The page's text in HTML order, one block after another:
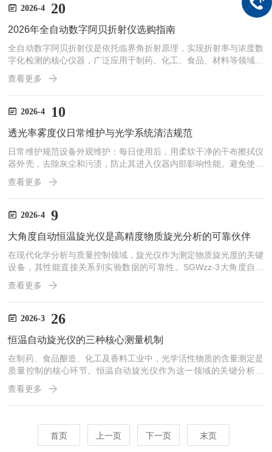
心难点在于精确捕捉晶体物相变化的瞬间。该过程往往快速且微妙，
尤其是对熔程极窄或高纯度样品，起始与终点的判断极易受主观因素
和环境干扰。传统仪器依赖操作者通过目镜观察样品形态变化，...
2026-4 20
2026年全自动数字阿贝折射仪选购指南
全自动数字阿贝折射仪是依托临界角折射原理，实现折射率与浓度数
字化检测的核心仪器，广泛应用于制药、化工、食品、材料等领域的
质量控制与研发分析。2026年市场型号丰富，选购需围绕核心需
求、场景适配、功能配置、合规与售后四大维度系统规划，确保仪器
满足长期使用需求。一、明确核心需求与应用场景1.确定测量核心指
标1.明确需检测的核心参数：以折射率为主，还是同步需糖度、锤
优精度，生产线快速质检可根据行业标准选择适配精度，避免过...
查看更多
2026-4 10
透光率雾度仪日常维护与光学系统清洁规范
日常维护规范设备外观维护：每日使用后，用柔软干净的干布擦拭仪
器外壳，去除灰尘和污渍，防止其进入仪器内部影响性能。避免使用
粗糙布料或含有化学腐蚀成分的清洁剂，以免刮伤外壳或损坏表面涂
层。操作环境管理：将仪器放置在干燥、通风、无强光直射的环境
中，温度保持在10-35℃，相对湿度不超过80%。远离强磁场、振动
源和腐蚀性气体，确保仪器处于稳定的工作状态。定期检查与记录：
按钮等。记录仪器的使用情况和测量数据，若发现异常及时排查...
查看更多
2026-4 9
大角度自动恒温旋光仪是高精度物质旋光分析的可靠伙伴
在现代化学分析与质量控制领域，旋光仪作为测定物质旋光度的关键
设备，其性能直接关系到实验数据的可靠性。SGWzz-3大角度自动
恒温旋光仪集成了大角度测量、自动恒温控制与数字化显示等先进功
能，为制药、食品、化工等行业的精密检测提供了强有力的技术支
撑。一、仪器核心功能与测量原理旋光仪的基本原理基于光的偏振特
性。当平面偏振光通过具有光学活性的物质时，其振动面会发生旋
浓度、含量及纯度等关键参数。SGWzz-3大角度自动恒温旋光...
查看更多
2026-3 26
恒温自动旋光仪的三种核心测量机制
在制药、食品酿造、化工及香料工业中，光学活性物质的含量测定是
质量控制的核心环节。恒温自动旋光仪作为这一领域的关键分析仪
器，不仅具备高精度的角度测量能力，更通过内置的微处理器和算法
模型，实现了旋光度、比旋度、浓度及糖度等多种测量模式的自由切
换。这种多功能性并非简单的数据显示变化，而是基于严谨的光学物
具有实际指导意义的化学参数。深入理解这些测量模式的运行机制，
对于优化实验流程、提高数据准确性至关重要。一、基础核心：旋光
查看更多
首页 上一页 下一页 末页